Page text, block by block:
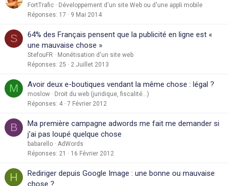
FortTrafic
Développement d'un site Web ou d'une appli mobile
Réponses 17 9 Mai 2014
S
64% des Français pensent que la publicité en ligne est «
une mauvaise chose »
StefouFR
Monétisation d'un site web
Réponses 25 2 Juillet 2013
M Avoir deux e-boutiques vendant la même chose : légal ?
moslow
Droit du web (juridique, fiscalité...)
Réponses 4 7 Février 2012
B
Ma première campagne adwords me fait me demander si
j'ai pas loupé quelque chose
babarello
AdWords
Réponses 21 16 Février 2012
H
Rediriger depuis Google Image : une bonne ou mauvaise
chose ?